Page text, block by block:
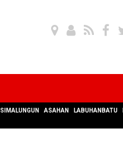
SIMALUNGUN ASAHAN LABUHANBATU